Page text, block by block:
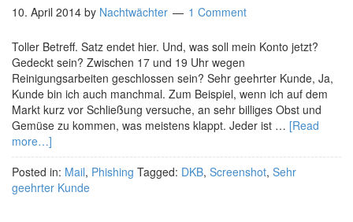
10. April 2014 by Nachtwächter 1 Comment
Toller Betreff. Satz endet hier. Und, was soll mein Konto jetzt?
Gedeckt sein? Zwischen 17 und 19 Uhr wegen
Reinigungsarbeiten geschlossen sein? Sehr geehrter Kunde, Ja,
Kunde bin ich auch manchmal. Zum Beispiel, wenn ich auf dem
Markt kurz vor Schließung versuche, an sehr billiges Obst und
Gemüse zu kommen, was meistens klappt. Jeder ist … [Read
more…]
Posted in: Mail, Phishing Tagged: DKB, Screenshot, Sehr
geehrter Kunde